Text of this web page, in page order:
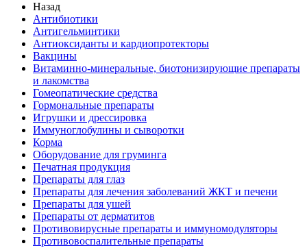
Назад
Антибиотики
Антигельминтики
Антиоксиданты и кардиопротекторы
Вакцины
Витаминно-минеральные, биотонизирующие препараты
и лакомства
Гомеопатические средства
Гормональные препараты
Игрушки и дрессировка
Иммуноглобулины и сыворотки
Корма
Оборудование для груминга
Печатная продукция
Препараты для глаз
Препараты для лечения заболеваний ЖКТ и печени
Препараты для ушей
Препараты от дерматитов
Противовирусные препараты и иммуномодуляторы
Противовоспалительные препараты